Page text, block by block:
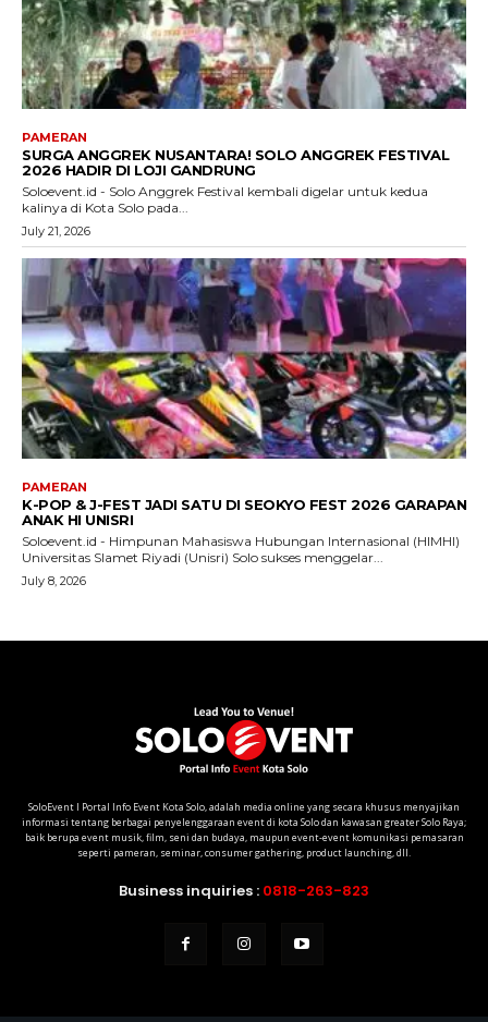
SoloEvent I Portal Info Event Kota Solo, adalah media online yang secara khusus menyajikan
informasi tentang berbagai penyelenggaraan event di kota Solo dan kawasan greater Solo Raya;
baik berupa event musik, film, seni dan budaya, maupun event-event komunikasi pemasaran
seperti pameran, seminar, consumer gathering, product launching, dll.
Business inquiries : 0818-263-823